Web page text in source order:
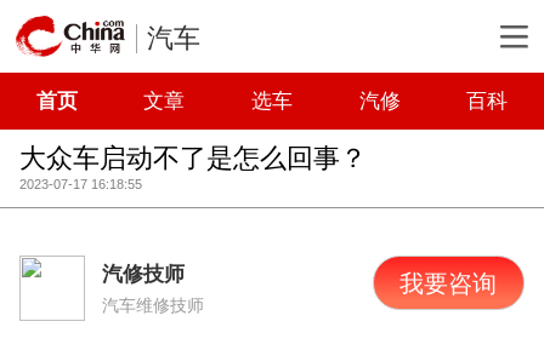
汽车
首页 文章 选车 汽修 百科
大众车启动不了是怎么回事？
2023-07-17 16:18:55
汽修技师
汽车维修技师
我要咨询